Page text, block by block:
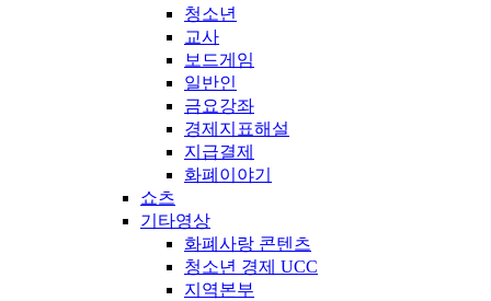
청소년
교사
보드게임
일반인
금요강좌
경제지표해설
지급결제
화폐이야기
쇼츠
기타영상
화폐사랑 콘텐츠
청소년 경제 UCC
지역본부